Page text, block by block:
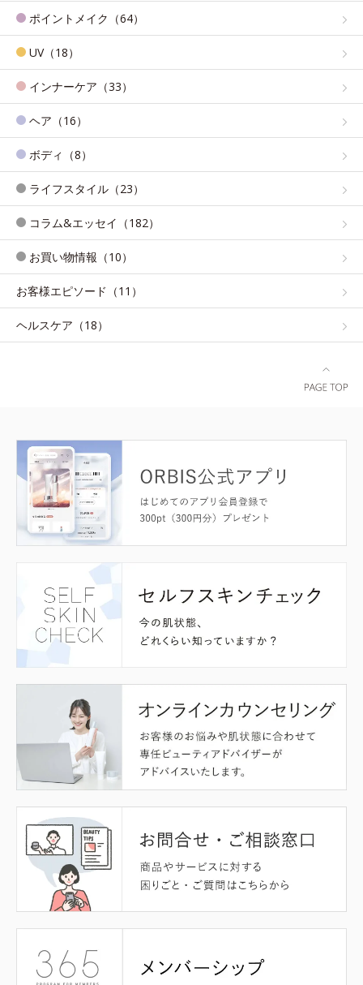
ポイントメイク（64）
UV（18）
インナーケア（33）
ヘア（16）
ボディ（8）
ライフスタイル（23）
コラム&エッセイ（182）
お買い物情報（10）
お客様エピソード（11）
ヘルスケア（18）